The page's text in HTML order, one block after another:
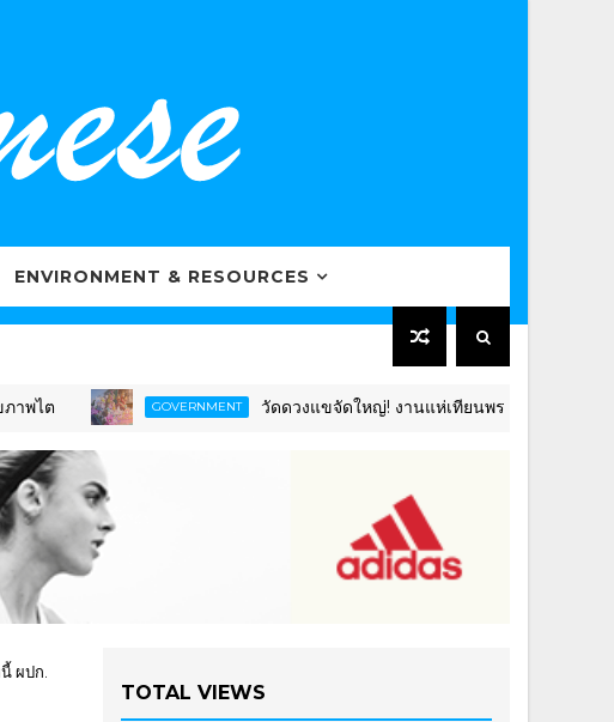
ENVIRONMENT & RESOURCES
GOVERNMENT วัดดวงแขจัดใหญ่! งานแห่เทียนพรรษา 12 นักษัตร ยิ่งใหญ่อ
ผปก.
TOTAL VIEWS